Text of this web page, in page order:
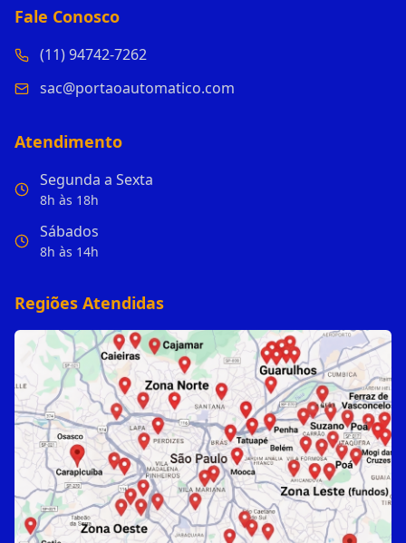
Fale Conosco
(11) 94742-7262
sac@portaoautomatico.com
Atendimento
Segunda a Sexta
8h às 18h
Sábados
8h às 14h
Regiões Atendidas